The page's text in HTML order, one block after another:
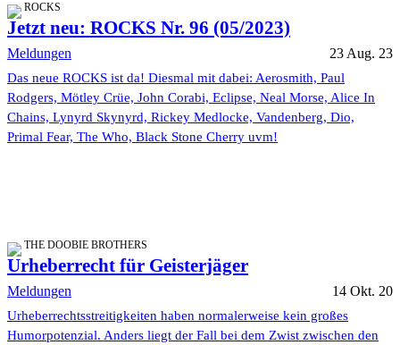
ROCKS
Jetzt neu: ROCKS Nr. 96 (05/2023)
Meldungen 23 Aug. 23
Das neue ROCKS ist da! Diesmal mit dabei: Aerosmith, Paul
Rodgers, Mötley Crüe, John Corabi, Eclipse, Neal Morse, Alice In
Chains, Lynyrd Skynyrd, Rickey Medlocke, Vandenberg, Dio,
Primal Fear, The Who, Black Stone Cherry uvm!
THE DOOBIE BROTHERS
Urheberrecht für Geisterjäger
Meldungen 14 Okt. 20
Urheberrechtsstreitigkeiten haben normalerweise kein großes
Humorpotenzial. Anders liegt der Fall bei dem Zwist zwischen den